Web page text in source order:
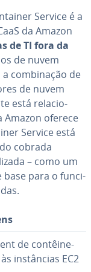
Service é a
da Amazon
de TI fora da
de nuvem
com­bi­na­ção de
de nuvem
está re­la­ci­o­
Amazon oferece
Service está
cobrada
– como um
base para o fun­ci­
de con­têi­ne­
ins­tân­cias EC2